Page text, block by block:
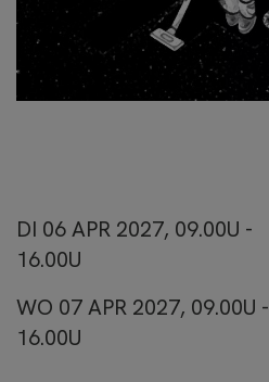
DI 06 APR 2027, 09.00U -
16.00U
WO 07 APR 2027, 09.00U -
16.00U